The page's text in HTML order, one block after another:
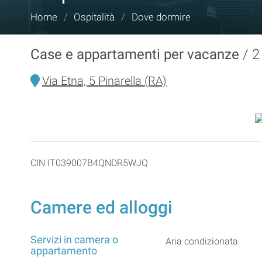
Tu
Home / Ospitalità / Dove dormire
Case e appartamenti per vacanze
Via Etna, 5 Pinarella (RA)
CIN IT039007B4QNDR5WJQ
Camere ed alloggi
Servizi in camera o
appartamento
Aria condizionata